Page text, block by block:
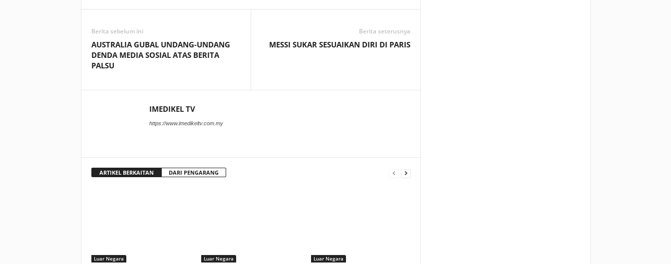
Berita sebelum ini
AUSTRALIA GUBAL UNDANG-UNDANG
DENDA MEDIA SOSIAL ATAS BERITA
PALSU
Berita seterusnya
MESSI SUKAR SESUAIKAN DIRI DI PARIS
IMEDIKEL TV
https://www.imedikeltv.com.my
ARTIKEL BERKAITAN DARI PENGARANG
Luar Negara Luar Negara Luar Negara